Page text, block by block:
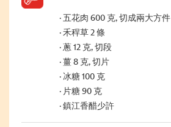
五花肉 600 克, 切成兩大方件
禾稈草 2 條
蔥 12 克, 切段
薑 8 克, 切片
冰糖 100 克
片糖 90 克
鎮江香醋少許